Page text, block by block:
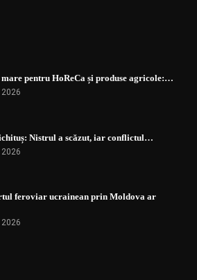
pentru HoReCa și produse agricole:…
Nistrul a scăzut, iar conflictul…
feroviar ucrainean prin Moldova ar